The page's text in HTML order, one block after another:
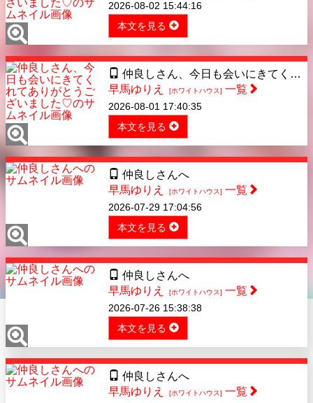
2026-08-02 15:44:16
本文を見る
仲良しさん、今日も会いにきてくれてありがとうございました♡
早馬ゆりえ
[ホワイトハウス] 一覧
2026-08-01 17:40:35
本文を見る
仲良しさんへ
早馬ゆりえ
[ホワイトハウス] 一覧
2026-07-29 17:04:56
本文を見る
仲良しさんへ
早馬ゆりえ
[ホワイトハウス] 一覧
2026-07-26 15:38:38
本文を見る
仲良しさんへ
早馬ゆりえ
[ホワイトハウス] 一覧